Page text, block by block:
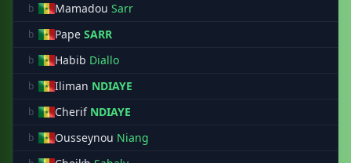
b Mamadou Sarr
b Pape SARR
b Habib Diallo
b Iliman NDIAYE
b Cherif NDIAYE
b Ousseynou Niang